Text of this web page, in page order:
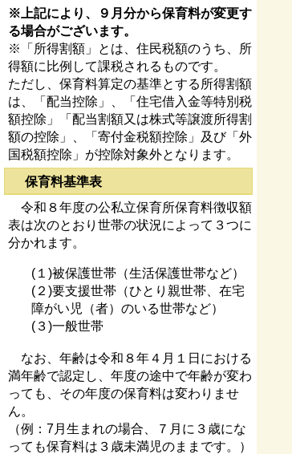
※上記により、９月分から保育料が変更す
る場合がございます。
※「所得割額」とは、住民税額のうち、所
得額に比例して課税されるものです。
ただし、保育料算定の基準とする所得割額
は、「配当控除」、「住宅借入金等特別税
額控除」「配当割額又は株式等譲渡所得割
額の控除」、「寄付金税額控除」及び「外
国税額控除」が控除対象外となります。
保育料基準表
令和８年度の公私立保育所保育料徴収額
表は次のとおり世帯の状況によって３つに
分かれます。
(１)被保護世帯（生活保護世帯など）
(２)要支援世帯（ひとり親世帯、在宅
障がい児（者）のいる世帯など）
(３)一般世帯
なお、年齢は令和８年４月１日における
満年齢で認定し、年度の途中で年齢が変わ
っても、その年度の保育料は変わりませ
ん。
（例：7月生まれの場合、７月に３歳にな
っても保育料は３歳未満児のままです。）